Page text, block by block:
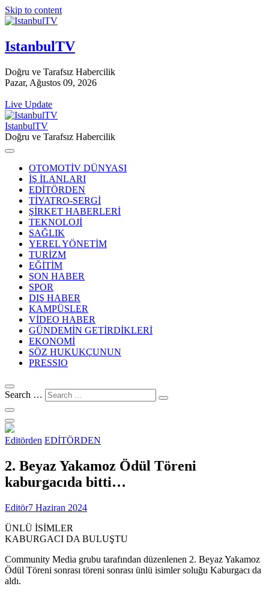
Skip to content
IstanbulTV
Doğru ve Tarafsız Habercilik
Pazar, Ağustos 09, 2026
Live Update
IstanbulTV
Doğru ve Tarafsız Habercilik
OTOMOTİV DÜNYASI
İŞ İLANLARI
EDİTÖRDEN
TİYATRO-SERGİ
ŞİRKET HABERLERİ
TEKNOLOJİ
SAĞLIK
YEREL YÖNETİM
TURİZM
EĞİTİM
SON HABER
SPOR
DIŞ HABER
KAMPÜSLER
VİDEO HABER
GÜNDEMİN GETİRDİKLERİ
EKONOMİ
SÖZ HUKUKÇUNUN
PRESSIO
Search …
Editörden EDİTÖRDEN
2. Beyaz Yakamoz Ödül Töreni
kaburgacıda bitti…
Editör7 Haziran 2024
ÜNLÜ İSİMLER
KABURGACI DA BULUŞTU
Community Media grubu tarafından düzenlenen 2. Beyaz Yakamoz
Ödül Töreni sonrası töreni sonrası ünlü isimler soluğu Kaburgacı da
aldı.